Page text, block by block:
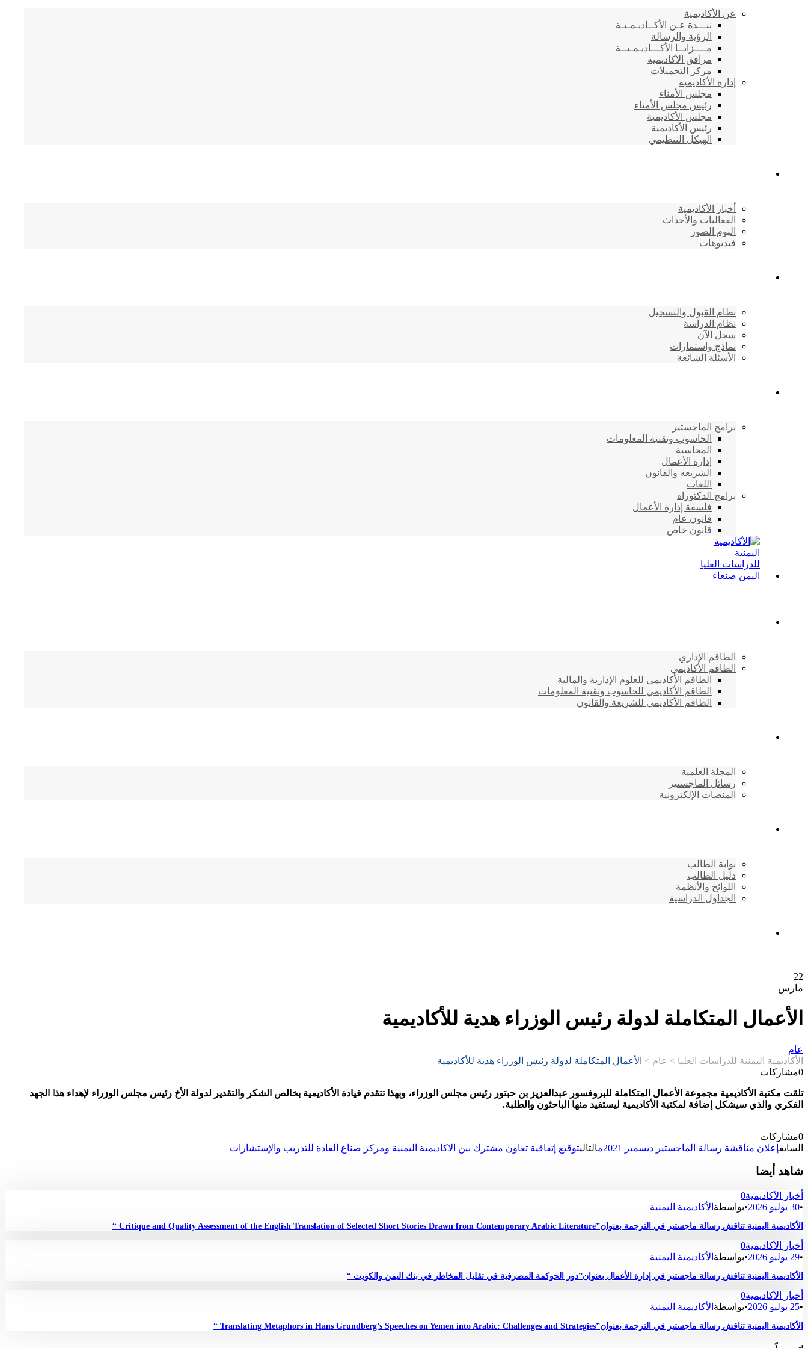
عن الأكاديمية
نبـــذة عـن الأكــاديـمـيـة
الرؤية والرسالة
مــــزايــا الأكـــاديـمـيــة
مرافق الأكاديمية
مركز التحميلات
إدارة الأكاديمية
مجلس الأمناء
رئيس مجلس الأمناء
مجلس الأكاديمية
رئيس الأكاديمية
الهيكل التنظيمي
أخبار الأكاديمية
الفعاليات والأحداث
البوم الصور
فيديوهات
نظام القبول والتسجيل
نظام الدراسة
سجل الآن
نماذج واستمارات
الأسئلة الشائعة
برامج الماجستير
الحاسوب وتقنية المعلومات
المحاسبة
إدارة الأعمال
الشريعه والقانون
اللغات
برامج الدكتوراه
فلسفة إدارة الأعمال
قانون عام
قانون خاص
الطاقم الإداري
الطاقم الأكاديمي
الطاقم الأكاديمي للعلوم الإدارية والمالية
الطاقم الأكاديمي للحاسوب وتقنية المعلومات
الطاقم الأكاديمي للشريعة والقانون
المجلة العلمية
رسائل الماجستير
المنصات الإلكترونية
بوابة الطالب
دليل الطالب
اللوائح والأنظمة
الجداول الدراسية
22
مارس
الأعمال المتكاملة لدولة رئيس الوزراء هدية للأكاديمية
عام
الأكاديمية اليمنية للدراسات العليا > عام > الأعمال المتكاملة لدولة رئيس الوزراء هدية للأكاديمية
0مشاركات
تلقت مكتبة الأكاديمية مجموعة الأعمال المتكاملة للبروفسور عبدالعزيز بن حبتور رئيس مجلس الوزراء، وبهذا تتقدم قيادة الأكاديمية بخالص الشكر والتقدير لدولة الأخ رئيس مجلس الوزراء لإهداء هذا الجهد
الفكري والذي سيشكل إضافة لمكتبة الأكاديمية ليستفيد منها الباحثون والطلبة.
0مشاركات
السابقإعلان مناقشة رسالة الماجستير ديسمبر 2021م التاليتوقيع إتفاقية تعاون مشترك بين الاكاديمية اليمنية ومركز صناع القادة للتدريب والإستشارات
شاهد أيضا
أخبار الأكاديمية0
•30 يوليو 2026 •بواسطة الأكاديمية اليمنية
الأكاديمية اليمنية تناقش رسالة ماجستير في الترجمة بعنوان”Critique and Quality Assessment of the English Translation of Selected Short Stories Drawn from Contemporary Arabic Literature “
أخبار الأكاديمية0
•29 يوليو 2026 •بواسطة الأكاديمية اليمنية
الأكاديمية اليمنية تناقش رسالة ماجستير في إدارة الأعمال بعنوان”دور الحوكمة المصرفية في تقليل المخاطر في بنك اليمن والكويت “
أخبار الأكاديمية0
•25 يوليو 2026 •بواسطة الأكاديمية اليمنية
الأكاديمية اليمنية تناقش رسالة ماجستير في الترجمة بعنوان”Translating Metaphors in Hans Grundberg’s Speeches on Yemen into Arabic: Challenges and Strategies “